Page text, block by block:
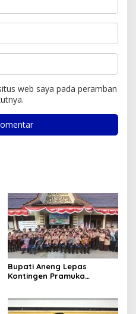
web saya pada peramban
Bupati Aneng Lepas
Kontingen Pramuka